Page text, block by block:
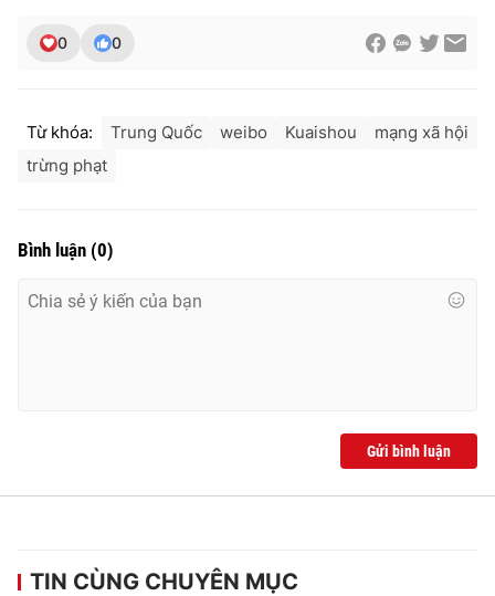
0 0
Từ khóa: Trung Quốc weibo Kuaishou
mạng xã hội
trừng phạt
Bình luận (0)
Gửi bình luận
TIN CÙNG CHUYÊN MỤC